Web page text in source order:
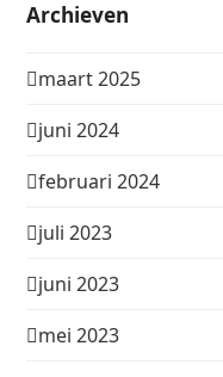
Archieven
maart 2025
juni 2024
februari 2024
juli 2023
juni 2023
mei 2023